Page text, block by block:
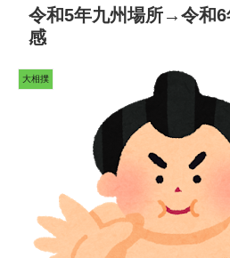
令和5年九州場所→令和6
感
大相撲